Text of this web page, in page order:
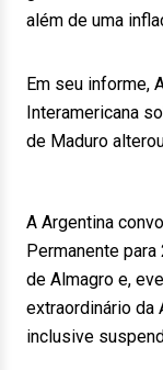
além de uma
Em seu informe,
Interamericana
de Maduro
A Argentina
Permanente
de Almagro e,
extraordinário da
inclusive